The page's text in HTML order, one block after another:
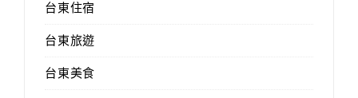
台東住宿
台東旅遊
台東美食